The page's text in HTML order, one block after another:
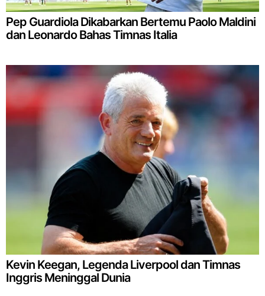
Pep Guardiola Dikabarkan Bertemu Paolo Maldini
dan Leonardo Bahas Timnas Italia
Kevin Keegan, Legenda Liverpool dan Timnas
Inggris Meninggal Dunia